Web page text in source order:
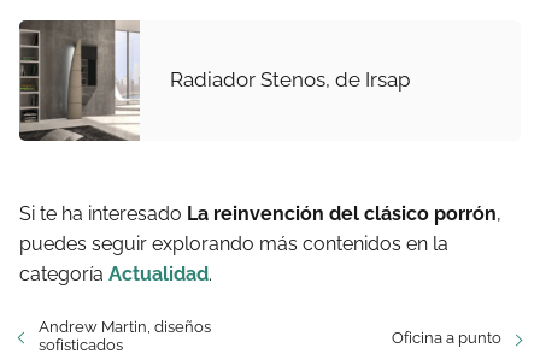
Radiador Stenos, de Irsap
Si te ha interesado La reinvención del clásico porrón,
puedes seguir explorando más contenidos en la
categoría Actualidad.
Andrew Martin, diseños
sofisticados
Oficina a punto